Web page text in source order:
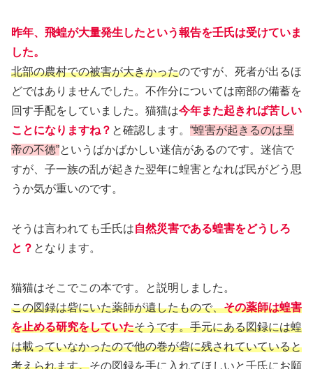
昨年、飛蝗が大量発生したという報告を壬氏は受けていま
した。
北部の農村での被害が大きかったのですが、死者が出るほ
どではありませんでした。不作分については南部の備蓄を
回す手配をしていました。猫猫は今年また起きれば苦しい
ことになりますね？ と確認します。 “蝗害が起きるのは皇
帝の不徳”というばかばかしい迷信があるのです。迷信で
すが、子一族の乱が起きた翌年に蝗害となれば民がどう思
うか気が重いのです。
そうは言われても壬氏は自然災害である蝗害をどうしろ
と？ となります。
猫猫はそこでこの本です。と説明しました。
この図録は砦にいた薬師が遺したもので、その薬師は蝗害
を止める研究をしていたそうです。手元にある図録には蝗
は載っていなかったので他の巻が砦に残されていていると
考えられます。その図録を手に入れてほしいと壬氏にお願